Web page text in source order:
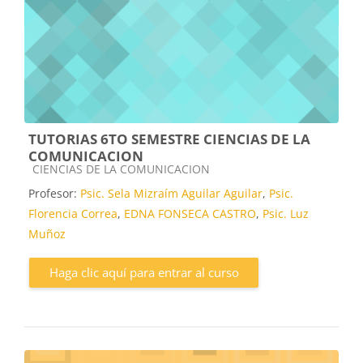
TUTORIAS 6TO SEMESTRE CIENCIAS DE LA
COMUNICACION
Categoría de cursos
CIENCIAS DE LA COMUNICACION
Profesor: Psic. Sela Mizraím Aguilar Aguilar, Psic.
Florencia Correa, EDNA FONSECA CASTRO, Psic. Luz
Muñoz
Haga clic aquí para entrar al curso